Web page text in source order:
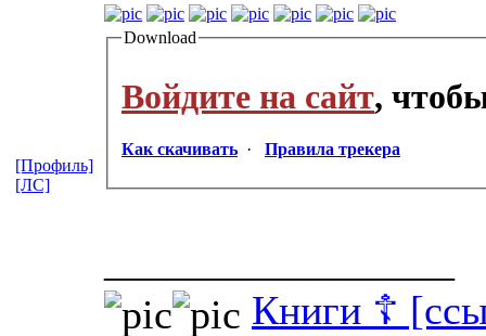
Download
Войдите на сайт,
Как скачивать · Правила трекера
Книги ☦
[Профиль]
[ЛС]